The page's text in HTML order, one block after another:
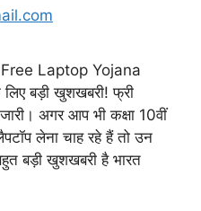
Laptop Yojana
बड़ी खुशखबरी! फ्री
अगर आप भी कक्षा 10वीं
लेना चाह रहे हैं तो उन
बड़ी खुशखबरी है भारत